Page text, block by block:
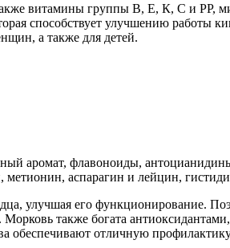
витамины группы В, Е, К, С и РР,
способствует улучшению работы
а также для детей.
аромат, флавоноиды,
аспарагин и лейцин,
улучшая его функционирование.
также богата
обеспечивают отличную